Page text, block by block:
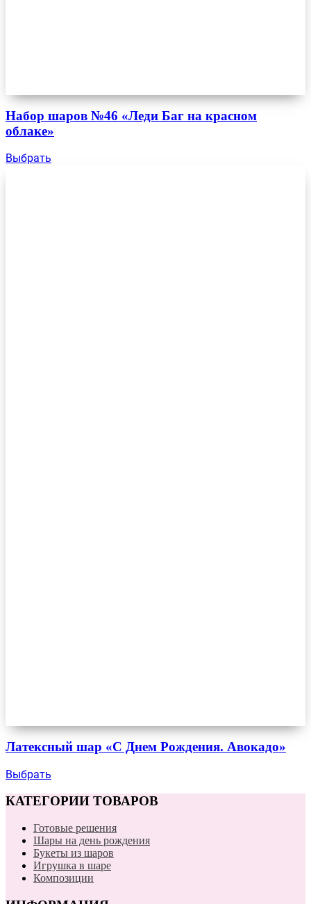
Набор шаров №46 «Леди Баг на красном
облаке»
Выбрать
Латексный шар «С Днем Рождения. Авокадо»
Выбрать
КАТЕГОРИИ ТОВАРОВ
Готовые решения
Шары на день рождения
Букеты из шаров
Игрушка в шаре
Композиции